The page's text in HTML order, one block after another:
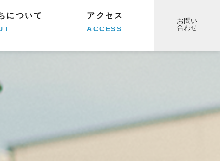
について アクセス
ACCESS
お問い
合わせ